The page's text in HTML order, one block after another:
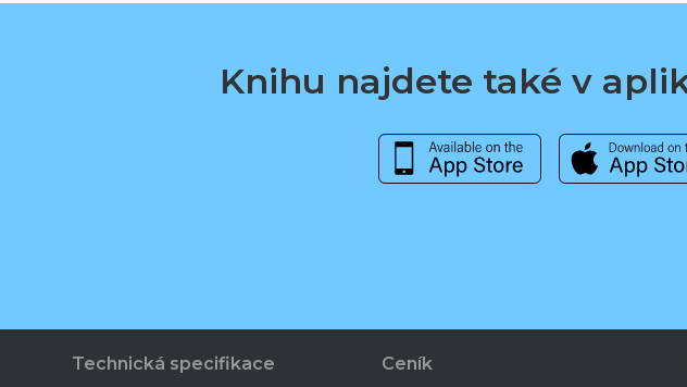
Knihu najdete také v
Technická specifikace
Ceník